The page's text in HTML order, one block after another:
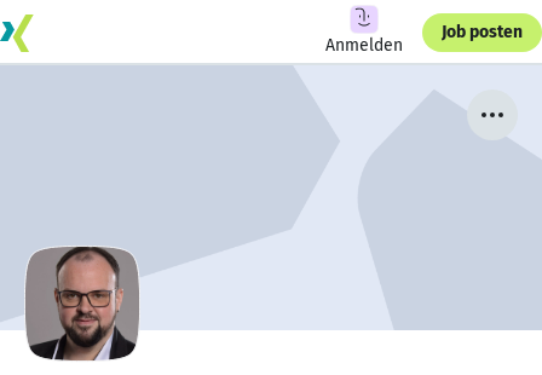
Anmelden
Job posten